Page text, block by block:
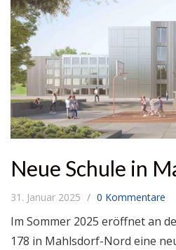
Neue Schule in
31. Januar 2025 0 Kommentare
Im Sommer 2025 eröffnet an
178 in Mahlsdorf-Nord eine